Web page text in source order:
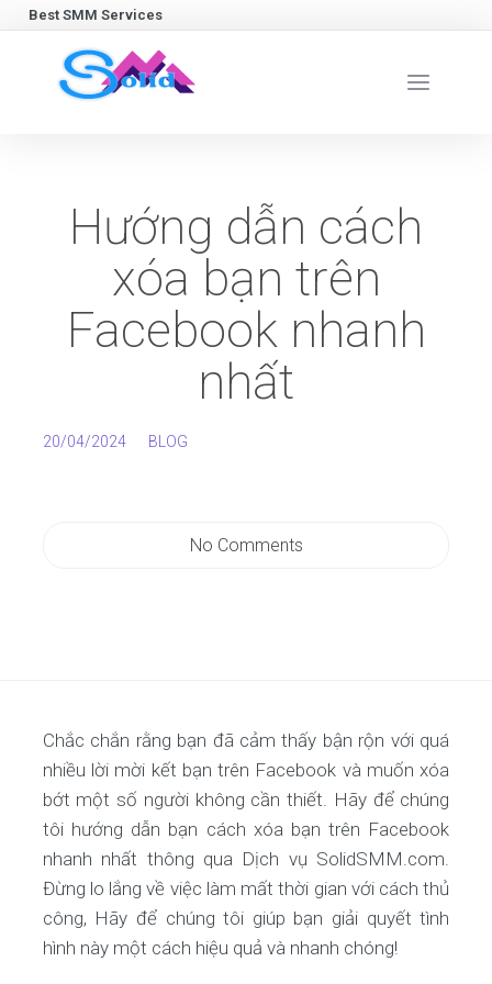
Best SMM Services
Hướng dẫn cách
xóa bạn trên
Facebook nhanh
nhất
20/04/2024 BLOG
No Comments
Chắc chắn rằng bạn đã cảm thấy bận rộn với quá
nhiều lời mời kết bạn trên Facebook và muốn xóa
bớt một số người không cần thiết. Hãy để chúng
tôi hướng dẫn bạn cách xóa bạn trên Facebook
nhanh nhất thông qua Dịch vụ SolidSMM.com.
Đừng lo lắng về việc làm mất thời gian với cách thủ
công, Hãy để chúng tôi giúp bạn giải quyết tình
hình này một cách hiệu quả và nhanh chóng!